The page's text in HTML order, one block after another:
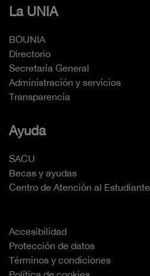
La UNIA
BOUNIA
Directorio
Secretaría General
Administración y servicios
Transparencia
Ayuda
SACU
Becas y ayudas
Centro de Atención al Estudiante
Accesibilidad
Protección de datos
Términos y condiciones